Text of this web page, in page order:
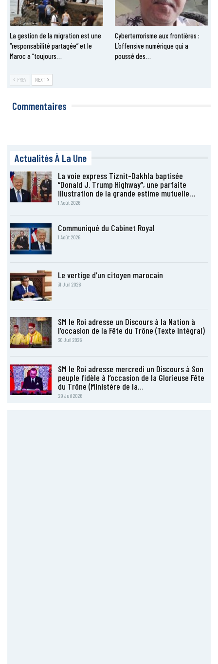
La gestion de la migration est une
“responsabilité partagée” et le
Maroc a “toujours…
Cyberterrorisme aux frontières :
L’offensive numérique qui a
poussé des…
PREV NEXT
Commentaires
Actualités À La Une
La voie express Tiznit-Dakhla baptisée
“Donald J. Trump Highway”, une parfaite
illustration de la grande estime mutuelle…
1 Août 2026
Communiqué du Cabinet Royal
1 Août 2026
Le vertige d’un citoyen marocain
31 Juil 2026
SM le Roi adresse un Discours à la Nation à
l’occasion de la Fête du Trône (Texte intégral)
30 Juil 2026
SM le Roi adresse mercredi un Discours à Son
peuple fidèle à l’occasion de la Glorieuse Fête
du Trône (Ministère de la…
29 Juil 2026